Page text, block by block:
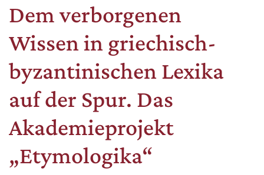
Dem verborgenen
Wissen in griechisch-
byzantinischen Lexika
auf der Spur. Das
Akademieprojekt
„Etymologika“
MATOMO (INTERNE STATISTIK)
Statistik Cookies erfassen Informationen anonym.
Diese Informationen helfen uns zu verstehen, wie
unsere Besucher unsere Website nutzen.
Matomo